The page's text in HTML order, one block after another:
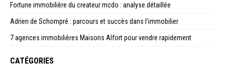
Fortune immobilière du createur mcdo : analyse détaillée
Adrien de Schompré : parcours et succès dans l’immobilier
7 agences immobilières Maisons Alfort pour vendre rapidement
CATÉGORIES